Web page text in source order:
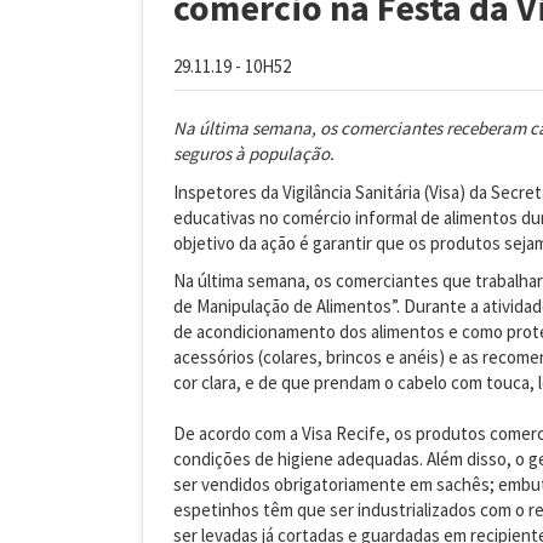
29.11.19 - 10H52
Na última semana, os comerciantes receberam
seguros à população.
Inspetores da Vigilância Sanitária (Visa) da
educativas no comércio informal de alimentos
objetivo da ação é garantir que os produtos
Na última semana, os comerciantes que
de Manipulação de Alimentos”. Durante a
de acondicionamento dos alimentos e como
acessórios (colares, brincos e anéis) e as
cor clara, e de que prendam o cabelo com touca,
De acordo com a Visa Recife, os produtos
condições de higiene adequadas. Além disso, o
ser vendidos obrigatoriamente em sachês;
espetinhos têm que ser industrializados com o
ser levadas já cortadas e guardadas em